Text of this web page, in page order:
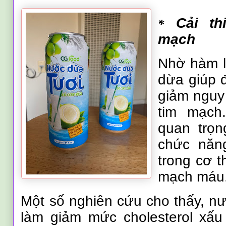
* Cải
mạch
Nhờ hàm
dừa giúp
giảm
tim
quan
chức
trong cơ
mạch
Một số nghiên cứu cho thấy,
làm giảm mức cholesterol